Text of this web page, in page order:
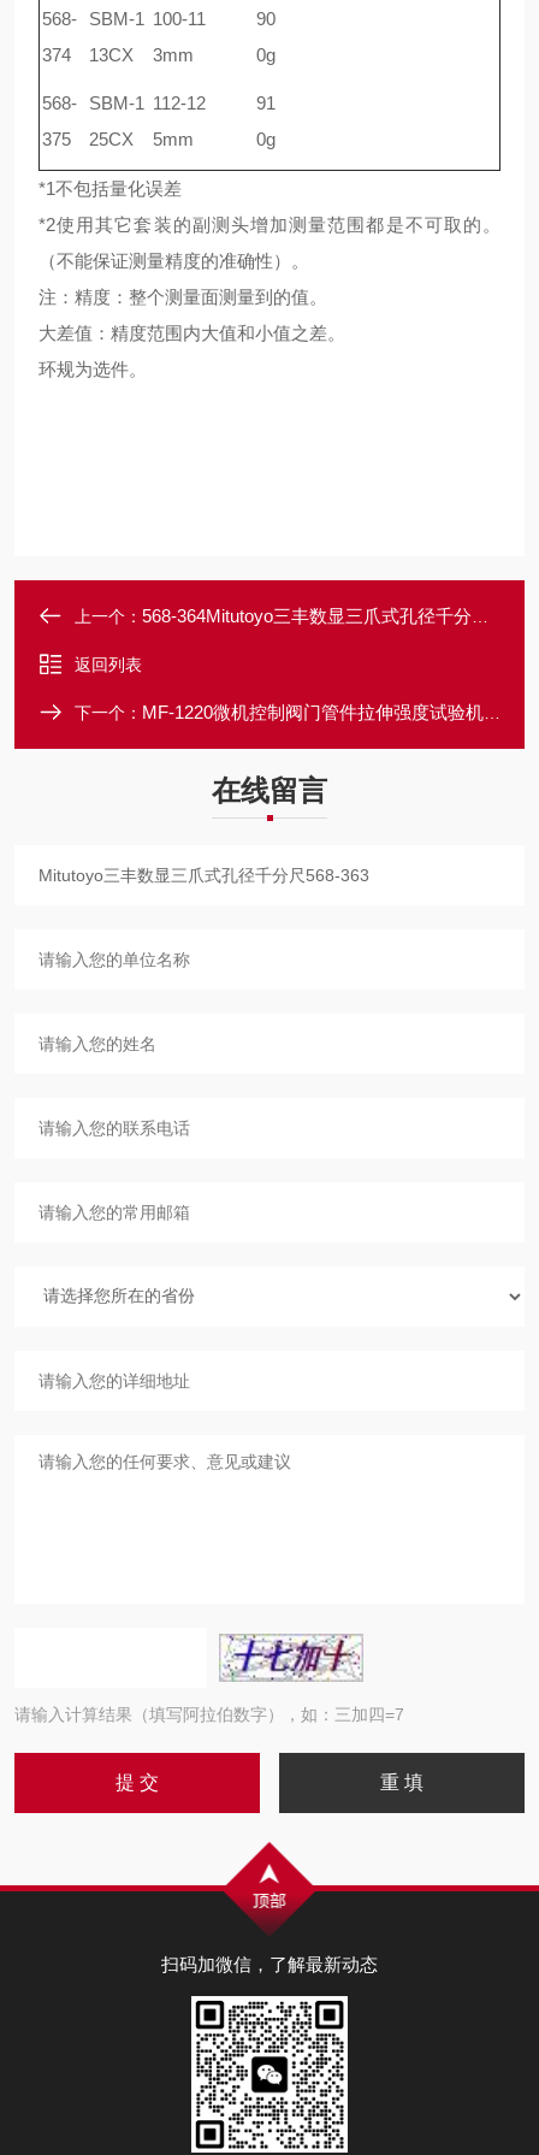
568-
374
SBM-1
13CX
100-11
3mm
90
0g
568-
375
SBM-1
25CX
112-12
5mm
91
0g
*1不包括量化误差
*2使用其它套装的副测头增加测量范围都是不可取的。
（不能保证测量精度的准确性）。
注：精度：整个测量面测量到的值。
大差值：精度范围内大值和小值之差。
环规为选件。
上一个： 568-364Mitutoyo三丰数显三爪式孔径千分尺12-16mm
返回列表
下一个： MF-1220微机控制阀门管件拉伸强度试验机MF-6104
在线留言
请输入计算结果（填写阿拉伯数字），如：三加四=7
扫码加微信，了解最新动态